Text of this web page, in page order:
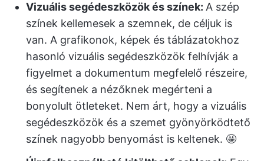
Vizuális segédeszközök és színek: A szép
színek kellemesek a szemnek, de céljuk is
van. A grafikonok, képek és táblázatokhoz
hasonló vizuális segédeszközök felhívják a
figyelmet a dokumentum megfelelő részeire,
és segítenek a nézőknek megérteni a
bonyolult ötleteket. Nem árt, hogy a vizuális
segédeszközök és a szemet gyönyörködtető
színek nagyobb benyomást is keltenek. 🤩